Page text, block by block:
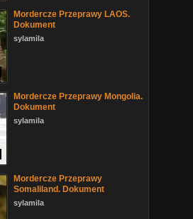
Mordercze Przeprawy LAOS.
Dokument
sylamila
Mordercze Przeprawy Mongolia.
Dokument
sylamila
Mordercze Przeprawy
Somaliland. Dokument
sylamila